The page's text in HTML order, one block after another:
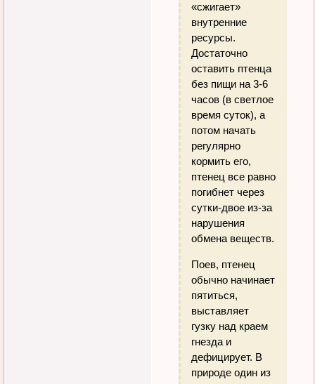
«сжигает»
внутренние
ресурсы.
Достаточно
оставить птенца
без пищи на 3-6
часов (в светлое
время суток), а
потом начать
регулярно
кормить его,
птенец все равно
погибнет через
сутки-двое из-за
нарушения
обмена веществ.
Поев, птенец
обычно начинает
пятиться,
выставляет
гузку над краем
гнезда и
дефицирует. В
природе один из